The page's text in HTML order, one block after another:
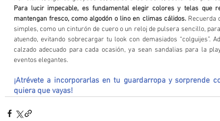
Para lucir impecable, es fundamental elegir colores y telas que
mantengan fresco, como algodón o lino en climas cálidos. Recuerda
simples, como un cinturón de cuero o un reloj de pulsera sencillo,
atuendo, evitando sobrecargar tu look con demasiados “colguijes”.
calzado adecuado para cada ocasión, ya sean sandalias para la
eventos elegantes.
¡Atrévete a incorporarlas en tu guardarropa y sorprende
quiera que vayas!